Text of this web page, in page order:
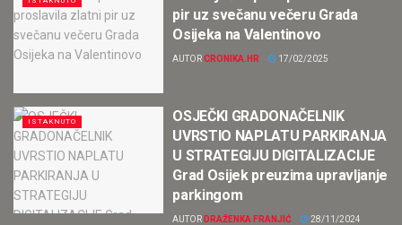
pir uz svečanu večeru Grada
Osijeka na Valentinovo
AUTORCRONIKA.HR 17/02/2025
ISTAKNUTO
OSJEČKI GRADONAČELNIK
UVRSTIO NAPLATU PARKIRANJA
U STRATEGIJU DIGITALIZACIJE
Grad Osijek preuzima upravljanje
parkingom
AUTOR DRAŽENKA FRANJIĆ 28/11/2024